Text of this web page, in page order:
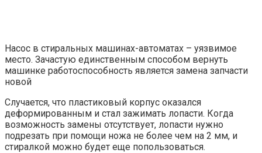
Насос в стиральных машинах-автоматах – уязвимое
место. Зачастую единственным способом вернуть
машинке работоспособность является замена запчасти
новой
Случается, что пластиковый корпус оказался
деформированным и стал зажимать лопасти. Когда
возможность замены отсутствует, лопасти нужно
подрезать при помощи ножа не более чем на 2 мм, и
стиралкой можно будет еще попользоваться.